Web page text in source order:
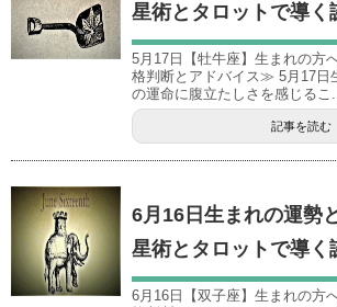
星術とタロットで導く
5月17日【牡牛座】生まれの方
格判断とアドバイス≫ 5月17日
の運命に腹立たしさを感じるこ
記事を読む
6月16日生まれの運勢
星術とタロットで導く
6月16日【双子座】生まれの方